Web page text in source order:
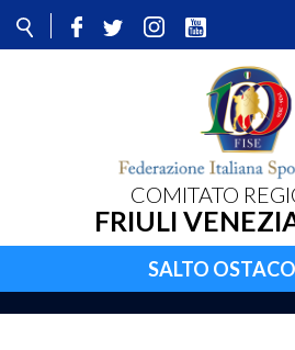
COMITATO
FRIULI
SALTO